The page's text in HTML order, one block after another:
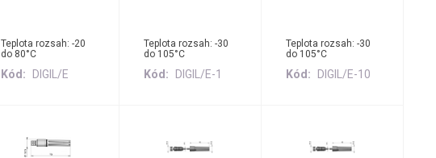
Teplota rozsah: -20
do 80°C
Kód DIGIL/E
Teplota rozsah: -30
do 105°C
Kód DIGIL/E-1
Teplota rozsah: -30
do 105°C
Kód DIGIL/E-10